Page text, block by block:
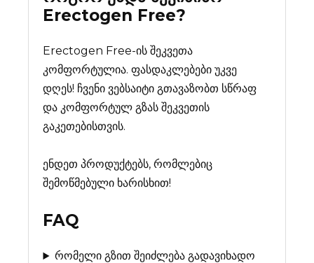
Erectogen Free?
Erectogen Free-ის შეკვეთა
კომფორტულია. ფასდაკლებები უკვე
დღეს! ჩვენი ვებსაიტი გთავაზობთ სწრაფ
და კომფორტულ გზას შეკვეთის
გაკეთებისთვის.
ენდეთ პროდუქტებს, რომლებიც
შემოწმებული ხარისხით!
FAQ
რომელი გზით შეიძლება გადავიხადო